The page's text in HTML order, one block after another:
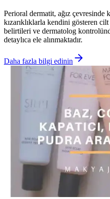
Perioral dermatit, ağız çevresinde
kızarıklıklarla kendini gösteren cilt
belirtileri ve dermatolog
detaylıca ele alınmaktadır.
Daha fazla bilgi edinin